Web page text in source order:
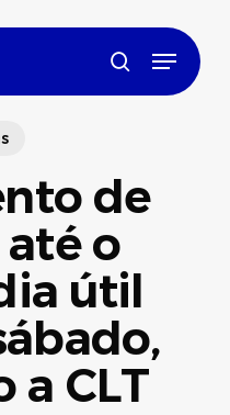
search
Menu
de
o
útil
a CLT